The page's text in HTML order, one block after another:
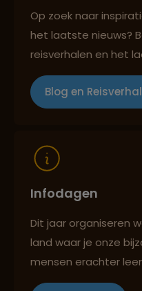
Best
Op zoek naar
het laatste nieuws?
reisverhalen en het
Blog en
Infodagen
Dit jaar organiseren
land waar je onze
mensen erachter